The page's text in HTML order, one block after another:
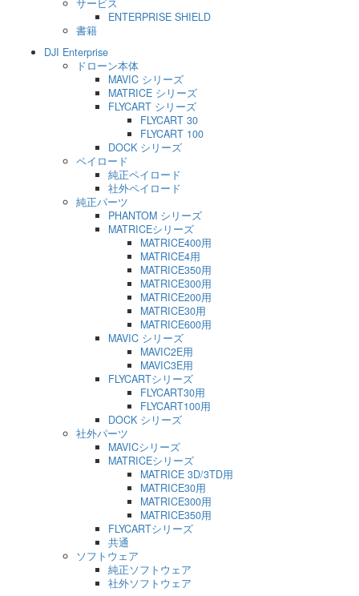
サービス
ENTERPRISE SHIELD
書籍
DJI Enterprise
ドローン本体
MAVIC シリーズ
MATRICE シリーズ
FLYCART シリーズ
FLYCART 30
FLYCART 100
DOCK シリーズ
ペイロード
純正ペイロード
社外ペイロード
純正パーツ
PHANTOM シリーズ
MATRICEシリーズ
MATRICE400用
MATRICE4用
MATRICE350用
MATRICE300用
MATRICE200用
MATRICE30用
MATRICE600用
MAVIC シリーズ
MAVIC2E用
MAVIC3E用
FLYCARTシリーズ
FLYCART30用
FLYCART100用
DOCK シリーズ
社外パーツ
MAVICシリーズ
MATRICEシリーズ
MATRICE 3D/3TD用
MATRICE30用
MATRICE300用
MATRICE350用
FLYCARTシリーズ
共通
ソフトウェア
純正ソフトウェア
社外ソフトウェア